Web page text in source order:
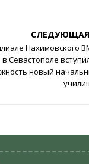
СЛЕДУЮЩАЯ
Нахимовского
в Севастополе
новый